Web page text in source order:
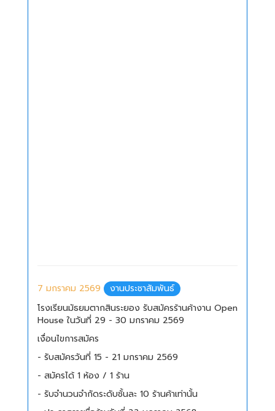
7 มกราคม 2569
งานประชาสัมพันธ์
โรงเรียนมัธยมตากสินระยอง รับสมัครร้านค้างาน Open
House ในวันที่ 29 - 30 มกราคม 2569
เงื่อนไขการสมัคร
- รับสมัครวันที่ 15 - 21 มกราคม 2569
- สมัครได้ 1 ห้อง / 1 ร้าน
- รับจำนวนจำกัดระดับชั้นละ 10 ร้านค้าเท่านั้น